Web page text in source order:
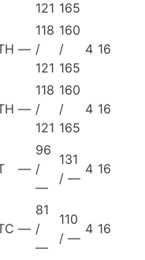
121 165
—
118
/
121
160
/
165
4 16
—
118
/
121
160
/
165
4 16
—
96
/
—
131
/ —
4 16
—
81
/
—
110
/ —
4 16